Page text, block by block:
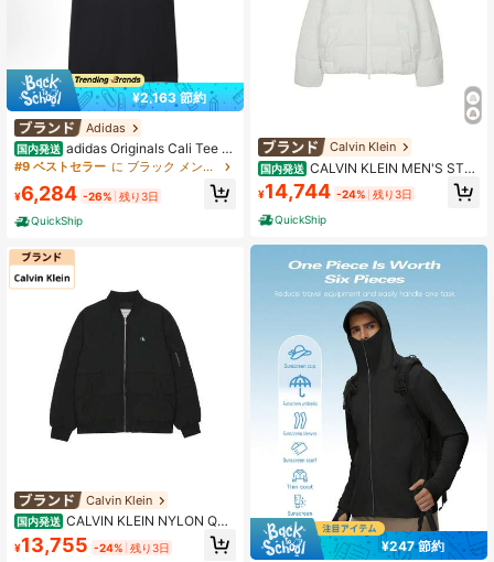
¥2,163 節約
Adidas
国内発送 adidas Originals Cali Tee 配
色切替 サイドプリント ストライプ
ブラック
#9 ベストセラー に ブラック メンズスポーツジャケット
¥6,284 -26% 残り3日
QuickShip
Calvin Klein
国内発送 CALVIN KLEIN NYLON QUI
LTING DOWN BOBMBERJACKET/J
326806-BEH/BLACK
¥13,755 -24% 残り3日
Calvin Klein
国内発送 CALVIN KLEIN MEN'S STA
NDARD DOWN JACKET/J326811
¥14,744 -24% 残り3日
QuickShip
¥247 節約